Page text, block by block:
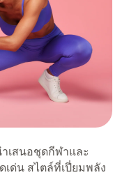
เสนอชุดกีฬาและ
ด่น สไตล์ที่เปี่ยมพลัง